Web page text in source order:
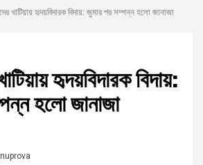
খাটিয়ায় হৃদয়বিদারক বিদায়: জুমার পর সম্পন্ন হলো জানাজা
হৃদয়বিদারক বিদায়:
হলো জানাজা